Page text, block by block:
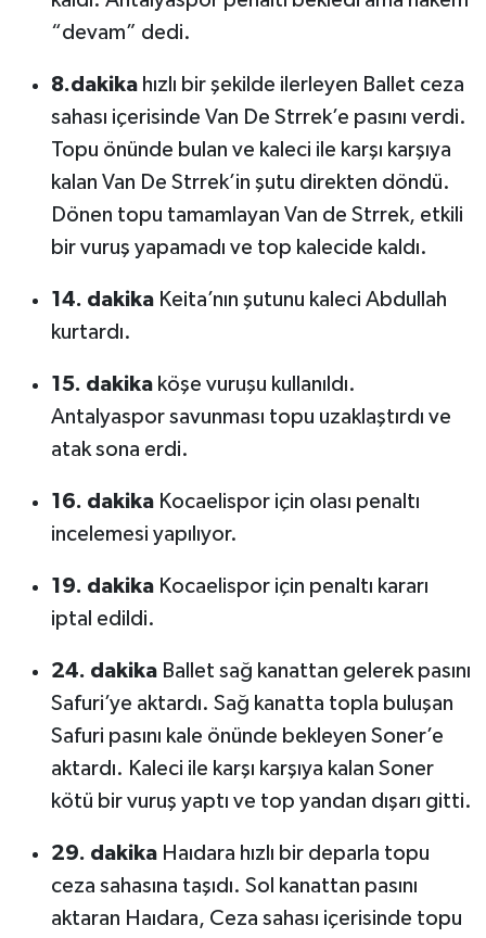
“devam” dedi.
8.dakikahızlı bir şekilde ilerleyen Ballet ceza
sahası içerisinde Van De Strrek’e pasını verdi.
Topu önünde bulan ve kaleci ile karşı karşıya
kalan Van De Strrek’in şutu direkten döndü.
Dönen topu tamamlayan Van de Strrek, etkili
bir vuruş yapamadı ve top kalecide kaldı.
14. dakika Keita’nın şutunu kaleci Abdullah
kurtardı.
15. dakika köşe vuruşu kullanıldı.
Antalyaspor savunması topu uzaklaştırdı ve
atak sona erdi.
16. dakikaKocaelispor için olası penaltı
incelemesi yapılıyor.
19. dakikaKocaelispor için penaltı kararı
iptal edildi.
24. dakika Ballet sağ kanattan gelerek pasını
Safuri’ye aktardı. Sağ kanatta topla buluşan
Safuri pasını kale önünde bekleyen Soner’e
aktardı. Kaleci ile karşı karşıya kalan Soner
kötü bir vuruş yaptı ve top yandan dışarı gitti.
29. dakikaHaıdara hızlı bir deparla topu
ceza sahasına taşıdı. Sol kanattan pasını
aktaran Haıdara, Ceza sahası içerisinde topu